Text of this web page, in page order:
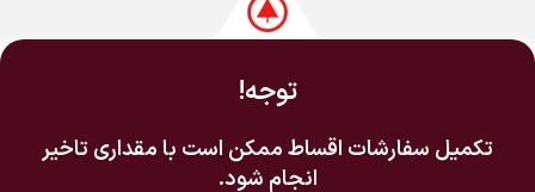
توجه!
تکمیل سفارشات اقساط ممکن است با مقداری تاخیر
انجام شود.